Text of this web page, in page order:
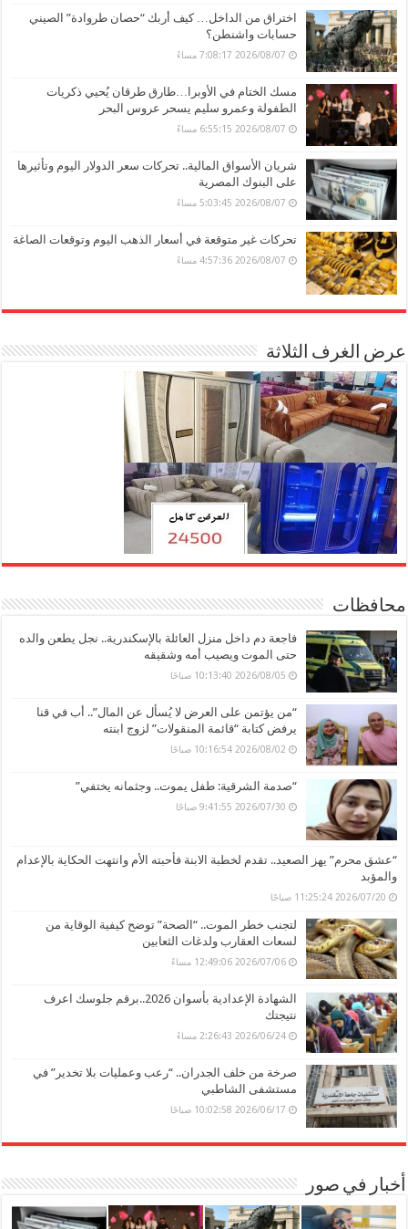
اختراق من الداخل… كيف أربك “حصان طروادة” الصيني
حسابات واشنطن؟
2026/08/07 7:08:17 مساءً
مسك الختام في الأوبرا…طارق طرقان يُحيي ذكريات
الطفولة وعمرو سليم يسحر عروس البحر
2026/08/07 6:55:15 مساءً
شريان الأسواق المالية.. تحركات سعر الدولار اليوم وتأثيرها
على البنوك المصرية
2026/08/07 5:03:45 مساءً
تحركات غير متوقعة في أسعار الذهب اليوم وتوقعات الصاغة
2026/08/07 4:57:36 مساءً
عرض الغرف الثلاثة
محافظات
فاجعة دم داخل منزل العائلة بالإسكندرية.. نجل يطعن والده
حتى الموت ويصيب أمه وشقيقه
2026/08/05 10:13:40 صباحًا
“من يؤتمن على العرض لا يُسأل عن المال”.. أب في قنا
يرفض كتابة “قائمة المنقولات” لزوج ابنته
2026/08/02 10:16:54 صباحًا
“صدمة الشرقية: طفل يموت.. وجثمانه يختفي”
2026/07/30 9:41:55 صباحًا
“عشق محرم” يهز الصعيد.. تقدم لخطبة الابنة فأحبته الأم وانتهت الحكاية بالإعدام
والمؤبد
2026/07/20 11:25:24 صباحًا
لتجنب خطر الموت.. “الصحة” توضح كيفية الوقاية من
لسعات العقارب ولدغات الثعابين
2026/07/06 12:49:06 مساءً
الشهادة الإعدادية بأسوان 2026..برقم جلوسك اعرف
نتيجتك
2026/06/24 2:26:43 مساءً
صرخة من خلف الجدران.. “رعب وعمليات بلا تخدير” في
مستشفى الشاطبي
2026/06/17 10:02:58 صباحًا
أخبار في صور